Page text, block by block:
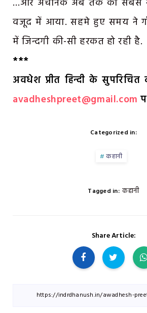
वजूद में आया. सहमे हुए समय ने
में जिन्दगी की-सी हरकत हो रही है.
***
अवधेश प्रीत हिन्दी के
avadheshpreet@gmail.com
Categorized in:
कहानी
Tagged in: कहानी
Share Article: